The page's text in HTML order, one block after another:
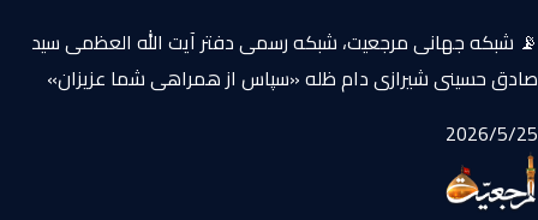
📡 شبکه جهانی مرجعيت، شبكه رسمى دفتر آيت الله العظمى سيد
صادق حسينى شيرازى دام ظله «سپاس از همراهی شما عزیزان»
25‏/5‏/2026